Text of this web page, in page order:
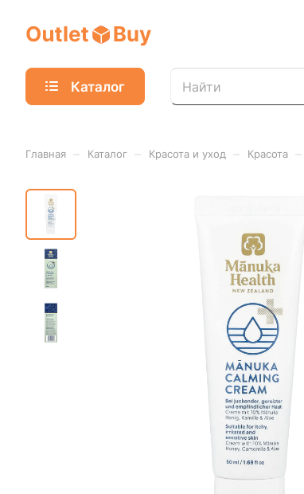
Каталог
Главная Каталог Красота и уход Красота